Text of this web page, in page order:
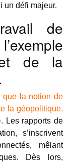
un défi majeur.
de
et de la
que la notion de
la géopolitique,
. Les rapports de
s’inscrivent
mêlant
Dès lors,